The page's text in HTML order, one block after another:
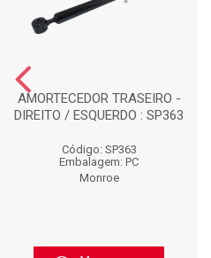
AMORTECEDOR TRASEIRO -
DIREITO / ESQUERDO : SP363
Código: SP363
Embalagem: PC
Monroe